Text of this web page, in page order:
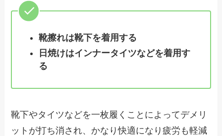
靴擦れは靴下を着用する
日焼けはインナータイツなどを着用す
る
靴下やタイツなどを一枚履くことによってデメリ
ットが打ち消され、かなり快適になり疲労も軽減